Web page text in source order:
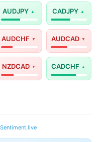
AUDJPY CADJPY
AUDCHF AUDCAD
NZDCAD CADCHF